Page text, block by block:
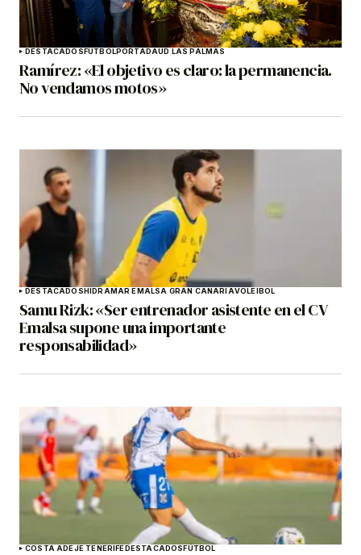
DESTACADOSFÚTBOLPORTADAUD LAS PALMAS
Ramírez: «El objetivo es claro: la permanencia.
No vendamos motos»
DESTACADOSHIDRAMAR EMALSA GRAN CANARIAVOLEIBOL
Samu Rizk: «Ser entrenador asistente en el CV
Emalsa supone una importante
responsabilidad»
COSTA ADEJE TENERIFEDESTACADOSFÚTBOL